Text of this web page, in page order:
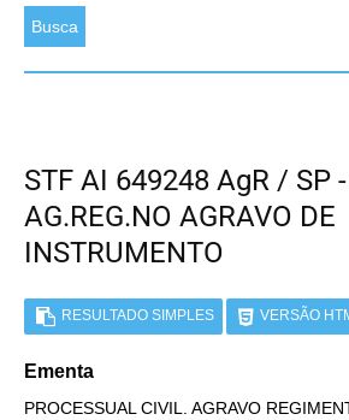
Busca
STF AI 649248 AgR / SP
AG.REG.NO AGRAVO DE
INSTRUMENTO
RESULTADO SIMPLES VERSÃO
Ementa
PROCESSUAL CIVIL. AGRAVO